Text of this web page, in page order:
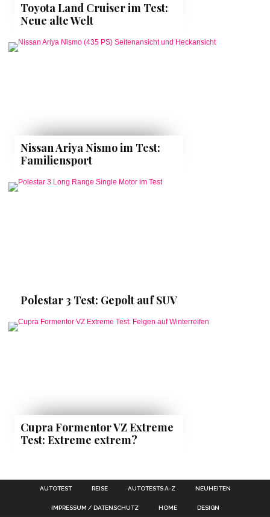
Toyota Land Cruiser im Test:
Neue alte Welt
Nissan Ariya Nismo im Test:
Familiensport
Polestar 3 Test: Gepolt auf SUV
Cupra Formentor VZ Extreme
Test: Extreme extrem?
AUTOTEST REISE AUTOTESTS A-Z NEUHEITEN
IMPRESSUM / DATENSCHUTZ HOME DESIGN